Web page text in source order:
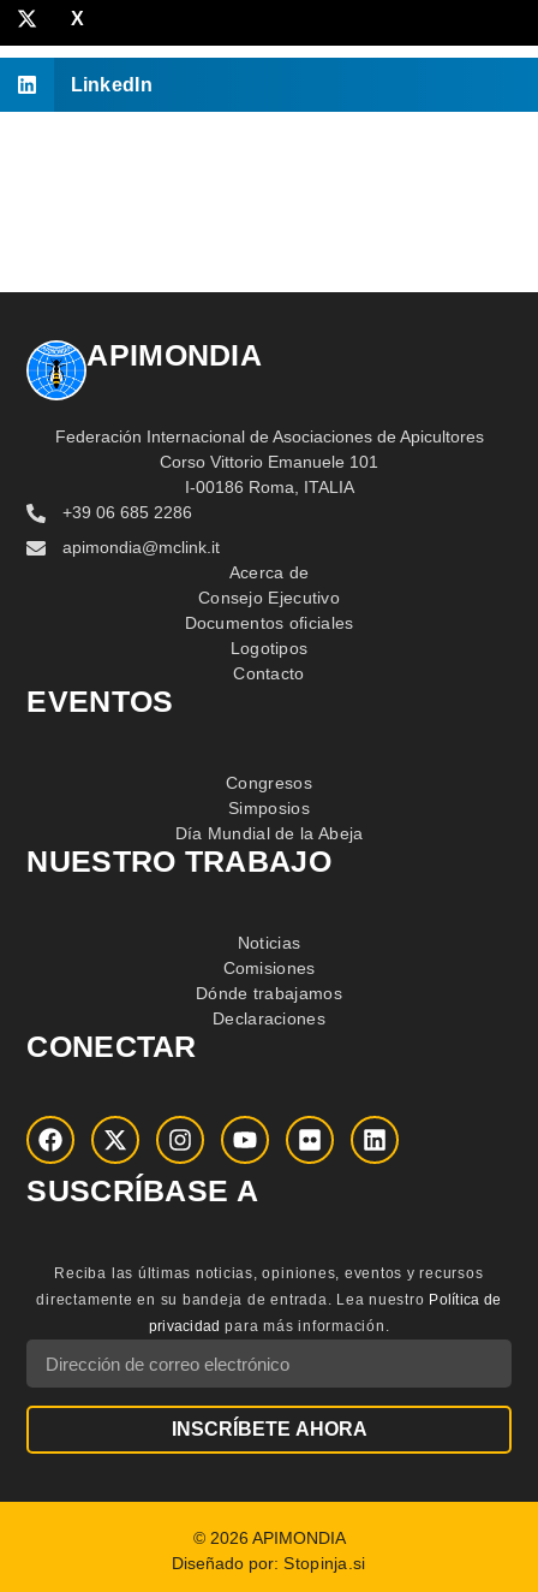
X
LinkedIn
APIMONDIA
Federación Internacional de Asociaciones de Apicultores
Corso Vittorio Emanuele 101
I-00186 Roma, ITALIA
+39 06 685 2286
apimondia@mclink.it
Acerca de
Consejo Ejecutivo
Documentos oficiales
Logotipos
Contacto
EVENTOS
Congresos
Simposios
Día Mundial de la Abeja
NUESTRO TRABAJO
Noticias
Comisiones
Dónde trabajamos
Declaraciones
CONECTAR
SUSCRÍBASE A
Reciba las últimas noticias, opiniones, eventos y recursos
directamente en su bandeja de entrada. Lea nuestro Política de
privacidad para más información.
INSCRÍBETE AHORA
© 2026 APIMONDIA
Diseñado por:Stopinja.si